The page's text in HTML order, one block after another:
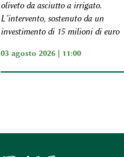
oliveto da asciutto a irrigato.
L’intervento, sostenuto da un
investimento di 15 milioni di euro
03 agosto 2026 | 11:00